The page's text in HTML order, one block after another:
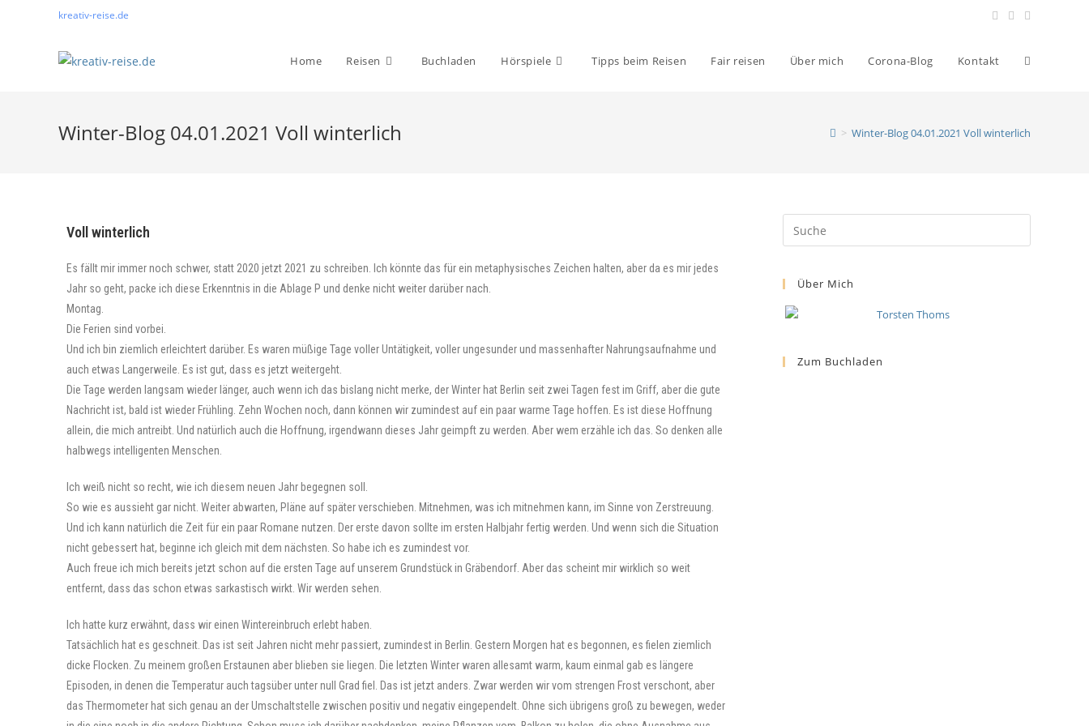
kreativ-reise.de
Home Reisen Buchladen Hörspiele Tipps beim Reisen Fair reisen Über mich Corona-Blog Kontakt
Winter-Blog 04.01.2021 Voll winterlich > Winter-Blog 04.01.2021 Voll winterlich
Voll winterlich
Es fällt mir immer noch schwer, statt 2020 jetzt 2021 zu schreiben. Ich könnte das für ein metaphysisches Zeichen halten, aber da es mir jedes
Jahr so geht, packe ich diese Erkenntnis in die Ablage P und denke nicht weiter darüber nach.
Montag.
Die Ferien sind vorbei.
Und ich bin ziemlich erleichtert darüber. Es waren müßige Tage voller Untätigkeit, voller ungesunder und massenhafter Nahrungsaufnahme und
auch etwas Langerweile. Es ist gut, dass es jetzt weitergeht.
Die Tage werden langsam wieder länger, auch wenn ich das bislang nicht merke, der Winter hat Berlin seit zwei Tagen fest im Griff, aber die gute
Nachricht ist, bald ist wieder Frühling. Zehn Wochen noch, dann können wir zumindest auf ein paar warme Tage hoffen. Es ist diese Hoffnung
allein, die mich antreibt. Und natürlich auch die Hoffnung, irgendwann dieses Jahr geimpft zu werden. Aber wem erzähle ich das. So denken alle
halbwegs intelligenten Menschen.
Ich weiß nicht so recht, wie ich diesem neuen Jahr begegnen soll.
So wie es aussieht gar nicht. Weiter abwarten, Pläne auf später verschieben. Mitnehmen, was ich mitnehmen kann, im Sinne von Zerstreuung.
Und ich kann natürlich die Zeit für ein paar Romane nutzen. Der erste davon sollte im ersten Halbjahr fertig werden. Und wenn sich die Situation
nicht gebessert hat, beginne ich gleich mit dem nächsten. So habe ich es zumindest vor.
Auch freue ich mich bereits jetzt schon auf die ersten Tage auf unserem Grundstück in Gräbendorf. Aber das scheint mir wirklich so weit
entfernt, dass das schon etwas sarkastisch wirkt. Wir werden sehen.
Ich hatte kurz erwähnt, dass wir einen Wintereinbruch erlebt haben.
Tatsächlich hat es geschneit. Das ist seit Jahren nicht mehr passiert, zumindest in Berlin. Gestern Morgen hat es begonnen, es fielen ziemlich
dicke Flocken. Zu meinem großen Erstaunen aber blieben sie liegen. Die letzten Winter waren allesamt warm, kaum einmal gab es längere
Episoden, in denen die Temperatur auch tagsüber unter null Grad fiel. Das ist jetzt anders. Zwar werden wir vom strengen Frost verschont, aber
das Thermometer hat sich genau an der Umschaltstelle zwischen positiv und negativ eingependelt. Ohne sich übrigens groß zu bewegen, weder
Über Mich
Zum Buchladen